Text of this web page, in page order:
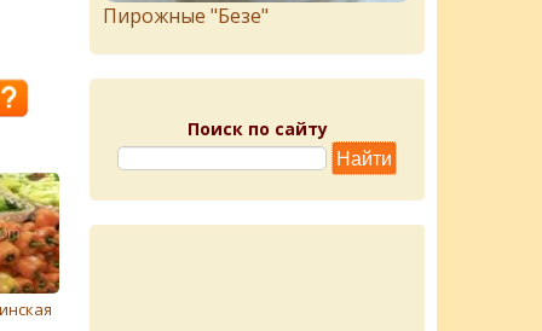
Пирожныe "Бeзe"
Поиск по сайту